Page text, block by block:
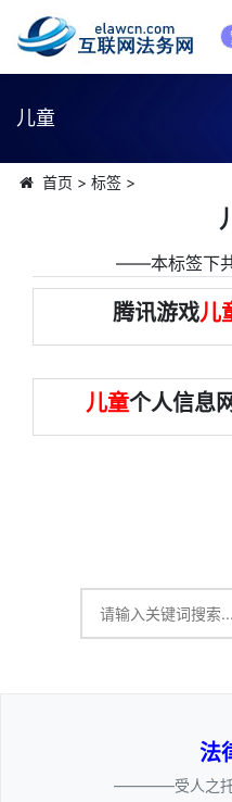
儿童
首页 > 标签>
――本标签下
腾讯游戏儿
儿童个人信息
法
————受人之